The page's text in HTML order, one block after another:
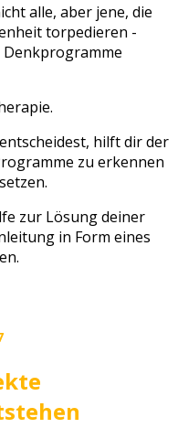
alle, aber jene, die
torpedieren -
hilft dir der
zu erkennen
zur Lösung deiner
in Form eines